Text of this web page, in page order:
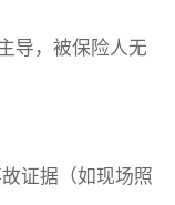
导，被保险人无
证据（如现场照